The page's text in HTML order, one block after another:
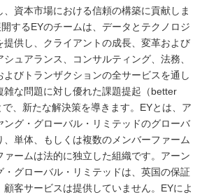
、資本市場における信頼の構築に貢献しま
するEYのチームは、データとテクノロジ
提供し、クライアントの成長、変革および
ュアランス、コンサルティング、法務、
よびトランザクションの全サービスを通し
雑な問題に対し優れた課題提起（better
、新たな解決策を導きます。EYとは、ア
ング・グローバル・リミテッドのグローバ
、単体、もしくは複数のメンバーファーム
ァームは法的に独立した組織です。アーン
・グローバル・リミテッドは、英国の保証
客サービスは提供していません。EYによ